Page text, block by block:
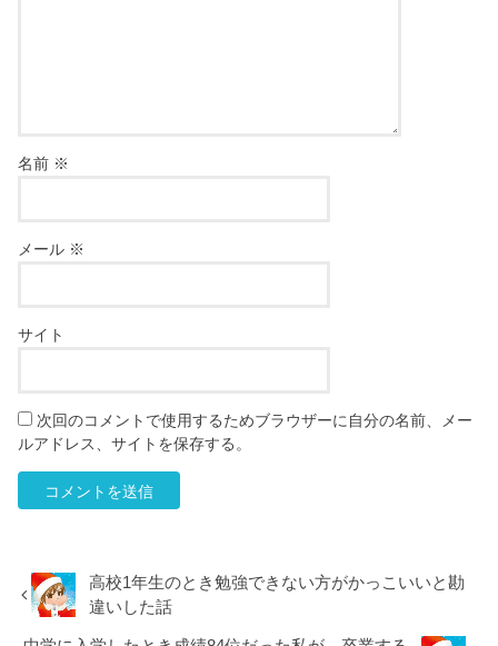
名前 ※
メール ※
サイト
次回のコメントで使用するためブラウザーに自分の名前、メー
ルアドレス、サイトを保存する。
高校1年生のとき勉強できない方がかっこいいと勘
違いした話